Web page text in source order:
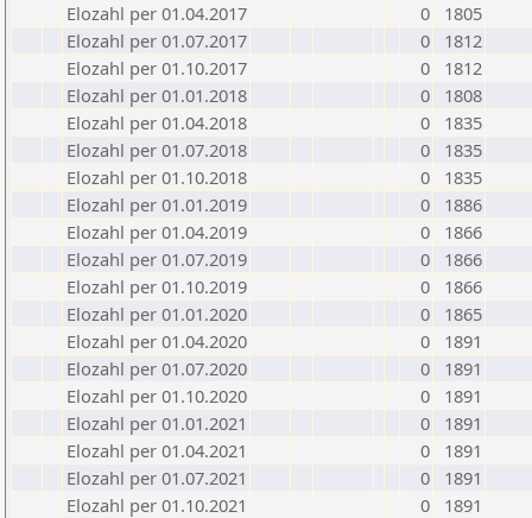
Elozahl per 01.04.2017
0
1805
Elozahl per 01.07.2017
0
1812
Elozahl per 01.10.2017
0
1812
Elozahl per 01.01.2018
0
1808
Elozahl per 01.04.2018
0
1835
Elozahl per 01.07.2018
0
1835
Elozahl per 01.10.2018
0
1835
Elozahl per 01.01.2019
0
1886
Elozahl per 01.04.2019
0
1866
Elozahl per 01.07.2019
0
1866
Elozahl per 01.10.2019
0
1866
Elozahl per 01.01.2020
0
1865
Elozahl per 01.04.2020
0
1891
Elozahl per 01.07.2020
0
1891
Elozahl per 01.10.2020
0
1891
Elozahl per 01.01.2021
0
1891
Elozahl per 01.04.2021
0
1891
Elozahl per 01.07.2021
0
1891
Elozahl per 01.10.2021
0
1891